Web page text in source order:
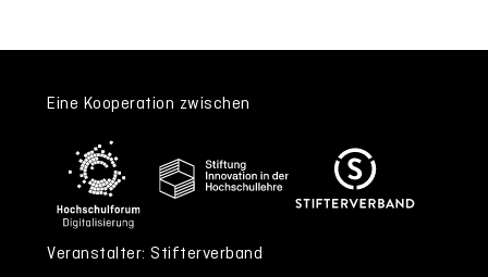
Eine Kooperation zwischen
Veranstalter: Stifterverband